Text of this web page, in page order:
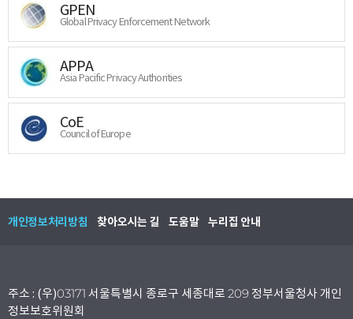
GPEN
Global Privacy Enforcement Network
APPA
Asia Pacific Privacy Authorities
CoE
Council of Europe
개인정보처리방침 찾아오시는 길 도움말 누리집 안내
주소 : (우)03171 서울특별시 종로구 세종대로 209 정부서울청사 개인
정보보호위원회